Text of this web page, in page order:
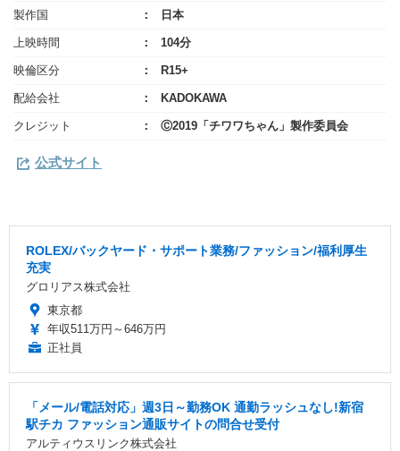
製作国 日本
上映時間 104分
映倫区分 R15+
配給会社 KADOKAWA
クレジット Ⓒ2019「チワワちゃん」製作委員会
公式サイト
ROLEX/バックヤード・サポート業務/ファッション/福利厚生
充実
グロリアス株式会社
東京都
年収511万円～646万円
正社員
「メール/電話対応」週3日～勤務OK 通勤ラッシュなし!新宿
駅チカ ファッション通販サイトの問合せ受付
アルティウスリンク株式会社